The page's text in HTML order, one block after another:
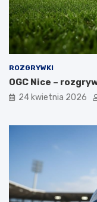
ROZGRYWKI
OGC Nice –
24 kwietnia 2026